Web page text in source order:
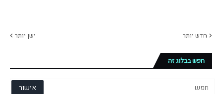
חדש יותר ישן יותר
חפש בבלוג זה